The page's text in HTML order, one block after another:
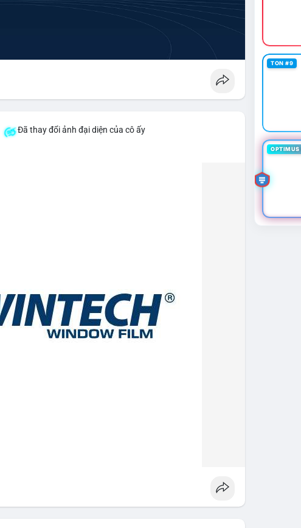
Đã thay đổi ảnh đại diện của cô ấy
TON #9
OPTIMUS